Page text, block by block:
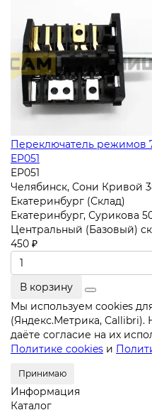
Переключатель режимов
EP051
EP051
Челябинск, Сони Кривой
Екатеринбург (Склад)
Екатеринбург, Сурикова
Центральный (Базовый)
450 ₽
В корзину
Мы используем cookies
(Яндекс.Метрика,
даёте согласие на их
Политике cookies и
Принимаю
Информация
Каталог